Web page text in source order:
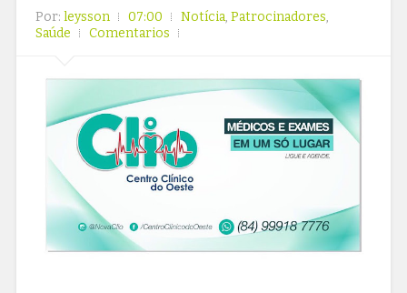
Por: leysson 07:00 Notícia, Patrocinadores,
Saúde
Comentarios